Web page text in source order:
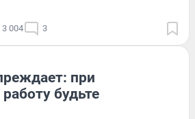
3 004 3
при
будьте